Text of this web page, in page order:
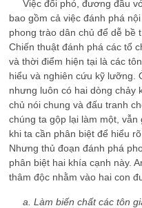
Việc đối phó, đương đầu
bao gồm cả việc đánh phá
phong trào dân chủ để dễ bề
Chiến thuật đánh phá các tổ
và thời điểm hiện tại là các
hiểu và nghiên cứu kỹ lưỡng.
nhưng luôn có hai dòng chảy
chủ nói chung và đấu tranh
chúng ta gộp lại làm một,
khi ta cần phân biệt để hiểu
Nhưng thủ đoạn đánh phá
phân biệt hai khía cạnh này.
thâm độc nhằm vào hai con
a. Làm biến chất các tôn